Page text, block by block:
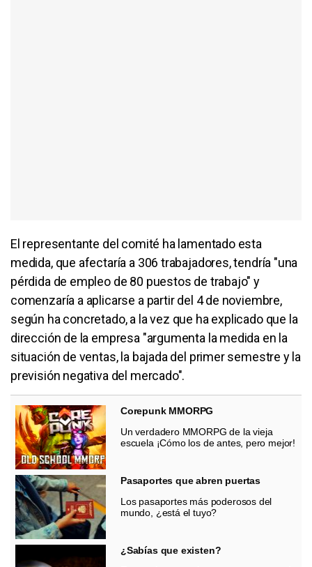
El representante del comité ha lamentado esta
medida, que afectaría a 306 trabajadores, tendría "una
pérdida de empleo de 80 puestos de trabajo" y
comenzaría a aplicarse a partir del 4 de noviembre,
según ha concretado, a la vez que ha explicado que la
dirección de la empresa "argumenta la medida en la
situación de ventas, la bajada del primer semestre y la
previsión negativa del mercado".
Corepunk MMORPG
Un verdadero MMORPG de la vieja
escuela ¡Cómo los de antes, pero mejor!
Pasaportes que abren puertas
Los pasaportes más poderosos del
mundo, ¿está el tuyo?
¿Sabías que existen?